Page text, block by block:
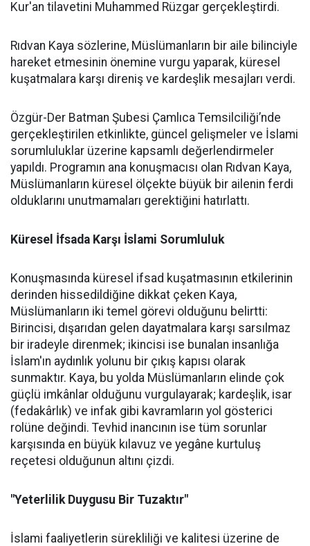
Kur'an tilavetini Muhammed Rüzgar gerçekleştirdi.
Rıdvan Kaya sözlerine, Müslümanların bir aile bilinciyle
hareket etmesinin önemine vurgu yaparak, küresel
kuşatmalara karşı direniş ve kardeşlik mesajları verdi.
Özgür-Der Batman Şubesi Çamlıca Temsilciliği’nde
gerçekleştirilen etkinlikte, güncel gelişmeler ve İslami
sorumluluklar üzerine kapsamlı değerlendirmeler
yapıldı. Programın ana konuşmacısı olan Rıdvan Kaya,
Müslümanların küresel ölçekte büyük bir ailenin ferdi
olduklarını unutmamaları gerektiğini hatırlattı.
Küresel İfsada Karşı İslami Sorumluluk
Konuşmasında küresel ifsad kuşatmasının etkilerinin
derinden hissedildiğine dikkat çeken Kaya,
Müslümanların iki temel görevi olduğunu belirtti:
Birincisi, dışarıdan gelen dayatmalara karşı sarsılmaz
bir iradeyle direnmek; ikincisi ise bunalan insanlığa
İslam'ın aydınlık yolunu bir çıkış kapısı olarak
sunmaktır. Kaya, bu yolda Müslümanların elinde çok
güçlü imkânlar olduğunu vurgulayarak; kardeşlik, isar
(fedakârlık) ve infak gibi kavramların yol gösterici
rolüne değindi. Tevhid inancının ise tüm sorunlar
karşısında en büyük kılavuz ve yegâne kurtuluş
reçetesi olduğunun altını çizdi.
"Yeterlilik Duygusu Bir Tuzaktır"
İslami faaliyetlerin sürekliliği ve kalitesi üzerine de